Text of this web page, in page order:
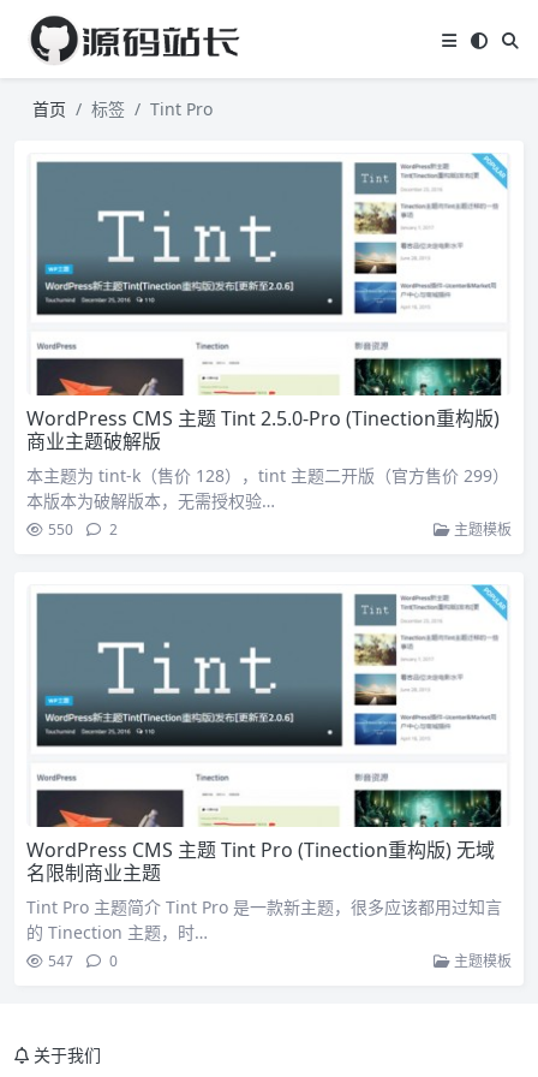
首页 标签 Tint Pro
WordPress CMS 主题 Tint 2.5.0-Pro (Tinection重构版)
商业主题破解版
本主题为 tint-k（售价 128），tint 主题二开版（官方售价 299）
本版本为破解版本，无需授权验…
550 2 主题模板
WordPress CMS 主题 Tint Pro (Tinection重构版) 无域
名限制商业主题
Tint Pro 主题简介 Tint Pro 是一款新主题，很多应该都用过知言
的 Tinection 主题，时…
547 0 主题模板
关于我们